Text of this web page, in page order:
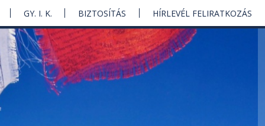
GY. I. K. BIZTOSÍTÁS HÍRLEVÉL FELIRATKOZÁS